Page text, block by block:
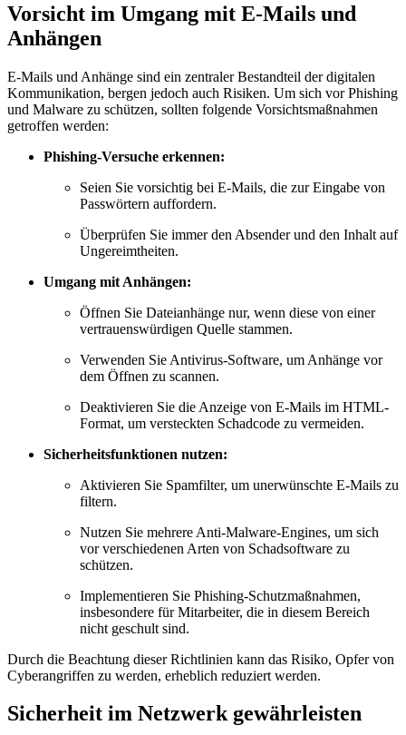
Vorsicht im Umgang mit E-Mails und
Anhängen
E-Mails und Anhänge sind ein zentraler Bestandteil der digitalen
Kommunikation, bergen jedoch auch Risiken. Um sich vor Phishing
und Malware zu schützen, sollten folgende Vorsichtsmaßnahmen
getroffen werden:
Phishing-Versuche erkennen:
Seien Sie vorsichtig bei E-Mails, die zur Eingabe von
Passwörtern auffordern.
Überprüfen Sie immer den Absender und den Inhalt auf
Ungereimtheiten.
Umgang mit Anhängen:
Öffnen Sie Dateianhänge nur, wenn diese von einer
vertrauenswürdigen Quelle stammen.
Verwenden Sie Antivirus-Software, um Anhänge vor
dem Öffnen zu scannen.
Deaktivieren Sie die Anzeige von E-Mails im HTML-
Format, um versteckten Schadcode zu vermeiden.
Sicherheitsfunktionen nutzen:
Aktivieren Sie Spamfilter, um unerwünschte E-Mails zu
filtern.
Nutzen Sie mehrere Anti-Malware-Engines, um sich
vor verschiedenen Arten von Schadsoftware zu
schützen.
Implementieren Sie Phishing-Schutzmaßnahmen,
insbesondere für Mitarbeiter, die in diesem Bereich
nicht geschult sind.
Durch die Beachtung dieser Richtlinien kann das Risiko, Opfer von
Cyberangriffen zu werden, erheblich reduziert werden.
Sicherheit im Netzwerk gewährleisten